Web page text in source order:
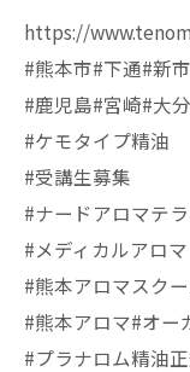
https://
#熊本市#下通#新
#鹿児島#宮崎#大
#ケモタイプ精油
#受講生募集
#ナードアロマテ
#メディカルアロマ
#熊本アロマスク
#熊本アロマ#オー
#プラナロム精油